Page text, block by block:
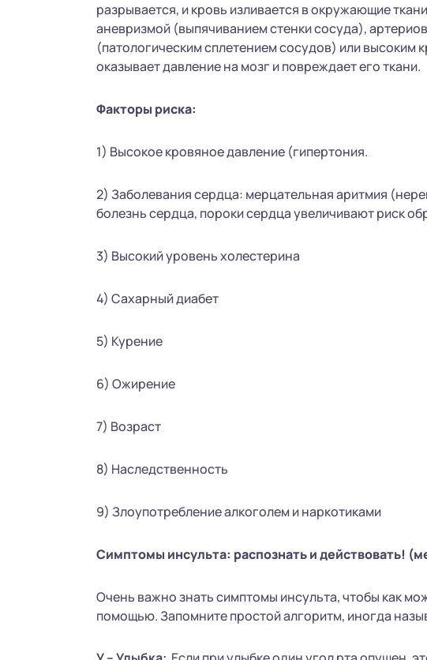
разрывается, и кровь изливается в окружающие
аневризмой (выпячиванием стенки сосуда),
(патологическим сплетением сосудов) или высоким
оказывает давление на мозг и повреждает его ткани.
Факторы риска:
1) Высокое кровяное давление (гипертония.
2) Заболевания сердца: мерцательная аритмия
болезнь сердца, пороки сердца увеличивают риск
3) Высокий уровень холестерина
4) Сахарный диабет
5) Курение
6) Ожирение
7) Возраст
8) Наследственность
9) Злоупотребление алкоголем и наркотиками
Симптомы инсульта: распознать и действовать!
Очень важно знать симптомы инсульта, чтобы как
помощью. Запомните простой алгоритм, иногда